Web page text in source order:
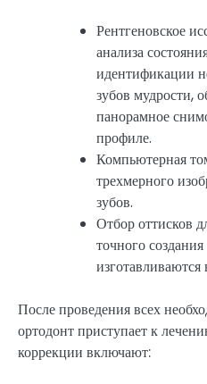
Рентгеновское
анализа
идентификации
зубов мудрости,
панорамное
профиле.
Компьютерная
трехмерного
зубов.
Отбор оттисков
точного
изготавливаются
После проведения всех
ортодонт приступает к
коррекции включают: